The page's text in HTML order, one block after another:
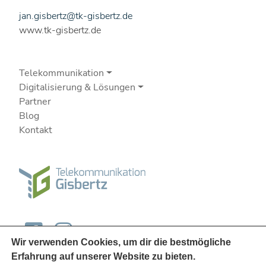
jan.gisbertz@tk-gisbertz.de
www.tk-gisbertz.de
Telekommunikation
Digitalisierung & Lösungen
Partner
Blog
Kontakt
Wir verwenden Cookies, um dir die bestmögliche
Erfahrung auf unserer Website zu bieten.